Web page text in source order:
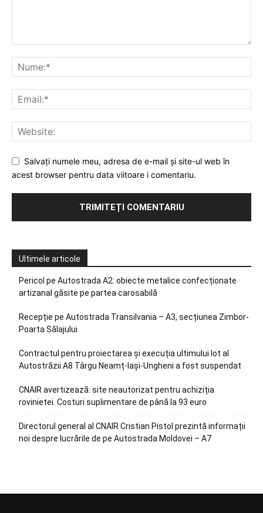
Salvați numele meu, adresa de e-mail și site-ul web în
acest browser pentru data viitoare i comentariu.
Ultimele articole
Pericol pe Autostrada A2: obiecte metalice confecționate
artizanal găsite pe partea carosabilă
Recepție pe Autostrada Transilvania – A3, secțiunea Zimbor-
Poarta Sălajului
Contractul pentru proiectarea și execuția ultimului lot al
Autostrăzii A8 Târgu Neamț-Iași-Ungheni a fost suspendat
CNAIR avertizează: site neautorizat pentru achiziția
rovinietei. Costuri suplimentare de până la 93 euro
Directorul general al CNAIR Cristian Pistol prezintă informații
noi despre lucrările de pe Autostrada Moldovei – A7